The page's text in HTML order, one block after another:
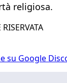
religiosa.
su Google